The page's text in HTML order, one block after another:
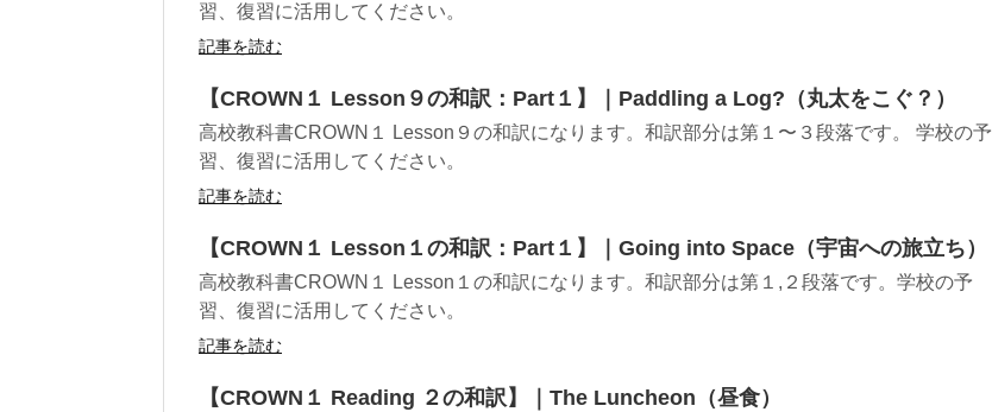
習、復習に活用してください。
記事を読む
【CROWN１ Lesson９の和訳：Part１】｜Paddling a Log?（丸太をこぐ？）
高校教科書CROWN１ Lesson９の和訳になります。和訳部分は第１〜３段落です。 学校の予
習、復習に活用してください。
記事を読む
【CROWN１ Lesson１の和訳：Part１】｜Going into Space（宇宙への旅立ち）
高校教科書CROWN１ Lesson１の和訳になります。和訳部分は第１,２段落です。学校の予
習、復習に活用してください。
記事を読む
【CROWN１ Reading ２の和訳】｜The Luncheon（昼食）